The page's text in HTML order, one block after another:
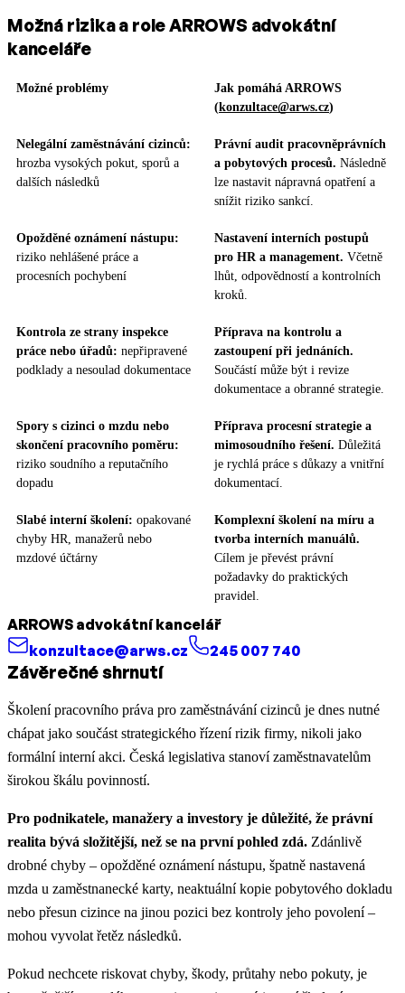
Možná rizika a role ARROWS advokátní
kanceláře
Možné problémy
Jak pomáhá ARROWS
(konzultace@arws.cz)
Nelegální zaměstnávání cizinců:
hrozba vysokých pokut, sporů a
dalších následků
Právní audit pracovněprávních
a pobytových procesů. Následně
lze nastavit nápravná opatření a
snížit riziko sankcí.
Opožděné oznámení nástupu:
riziko nehlášené práce a
procesních pochybení
Nastavení interních postupů
pro HR a management. Včetně
lhůt, odpovědností a kontrolních
kroků.
Kontrola ze strany inspekce
práce nebo úřadů: nepřipravené
podklady a nesoulad dokumentace
Příprava na kontrolu a
zastoupení při jednáních.
Součástí může být i revize
dokumentace a obranné strategie.
Spory s cizinci o mzdu nebo
skončení pracovního poměru:
riziko soudního a reputačního
dopadu
Příprava procesní strategie a
mimosoudního řešení. Důležitá
je rychlá práce s důkazy a vnitřní
dokumentací.
Slabé interní školení: opakované
chyby HR, manažerů nebo
mzdové účtárny
Komplexní školení na míru a
tvorba interních manuálů.
Cílem je převést právní
požadavky do praktických
pravidel.
ARROWS advokátní kancelář
konzultace@arws.cz
245 007 740
Závěrečné shrnutí
Školení pracovního práva pro zaměstnávání cizinců je dnes nutné
chápat jako součást strategického řízení rizik firmy, nikoli jako
formální interní akci. Česká legislativa stanoví zaměstnavatelům
širokou škálu povinností.
Pro podnikatele, manažery a investory je důležité, že právní
realita bývá složitější, než se na první pohled zdá. Zdánlivě
drobné chyby – opožděné oznámení nástupu, špatně nastavená
mzda u zaměstnanecké karty, neaktuální kopie pobytového dokladu
nebo přesun cizince na jinou pozici bez kontroly jeho povolení –
mohou vyvolat řetěz následků.
Pokud nechcete riskovat chyby, škody, průtahy nebo pokuty, je